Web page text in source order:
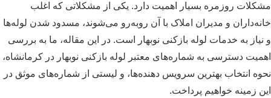
مشکلات روزمره بسیار اهمیت دارد. یکی از مشکلاتی که اغلب
خانه‌داران و مدیران املاک با آن روبه‌رو می‌شوند، مسدود شدن لوله‌ها
و نیاز به خدمات لوله بازکنی نوبهار است. در این مقاله، ما به بررسی
اهمیت دسترسی به شماره‌های معتبر لوله بازکنی نوبهار در کرمانشاه،
نحوه انتخاب بهترین سرویس دهنده‌ها، و لیستی از شماره‌های موثق در
این زمینه خواهیم پرداخت.